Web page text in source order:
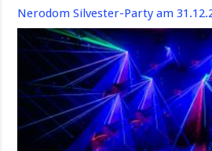
Nerodom Silvester-Party am